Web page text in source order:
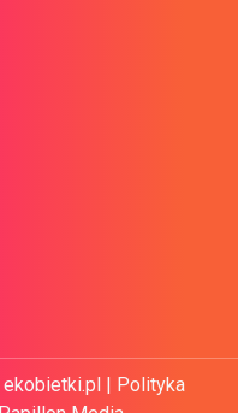
|
Polityka